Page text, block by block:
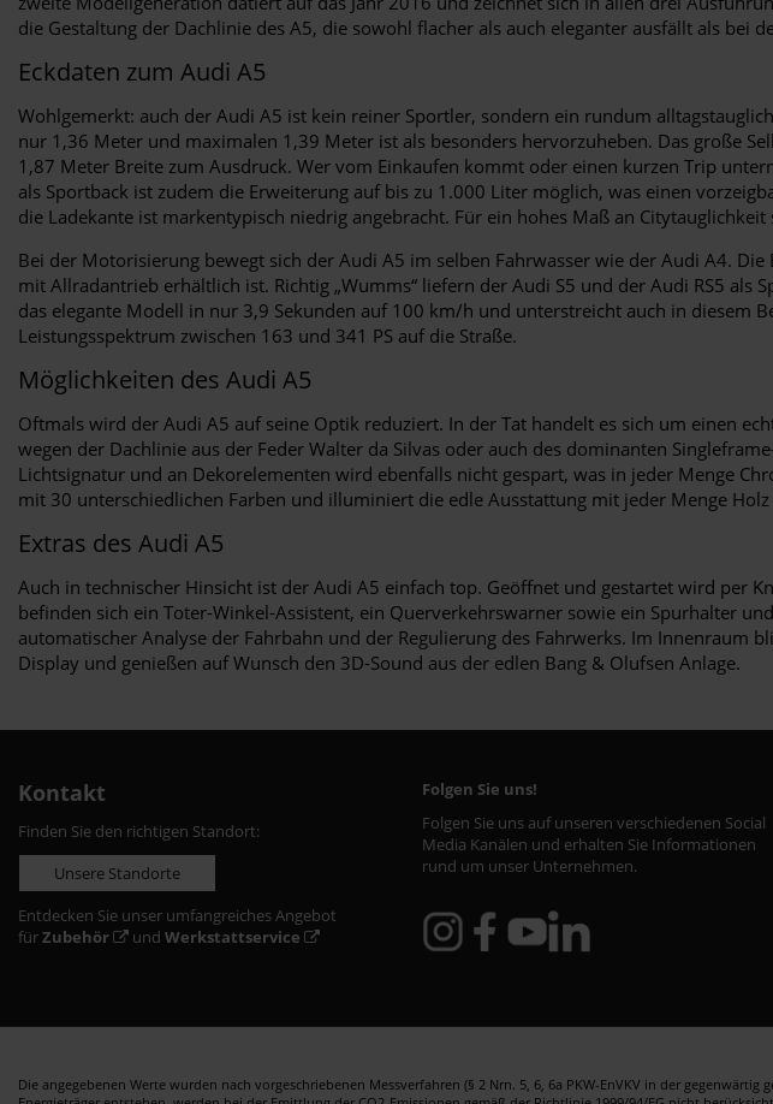
die Gestaltung der Dachlinie des A5, die sowohl flacher als auch eleganter ausfällt als bei
Eckdaten zum Audi A5
Wohlgemerkt: auch der Audi A5 ist kein reiner Sportler, sondern ein rundum
nur 1,36 Meter und maximalen 1,39 Meter ist als besonders hervorzuheben. Das große
1,87 Meter Breite zum Ausdruck. Wer vom Einkaufen kommt oder einen kurzen Trip
als Sportback ist zudem die Erweiterung auf bis zu 1.000 Liter möglich, was einen
die Ladekante ist markentypisch niedrig angebracht. Für ein hohes Maß an
Bei der Motorisierung bewegt sich der Audi A5 im selben Fahrwasser wie der Audi A4.
mit Allradantrieb erhältlich ist. Richtig „Wumms“ liefern der Audi S5 und der Audi RS5
das elegante Modell in nur 3,9 Sekunden auf 100 km/h und unterstreicht auch in
Leistungsspektrum zwischen 163 und 341 PS auf die Straße.
Möglichkeiten des Audi A5
Oftmals wird der Audi A5 auf seine Optik reduziert. In der Tat handelt es sich um einen
wegen der Dachlinie aus der Feder Walter da Silvas oder auch des dominanten
Lichtsignatur und an Dekorelementen wird ebenfalls nicht gespart, was in jeder Menge
mit 30 unterschiedlichen Farben und illuminiert die edle Ausstattung mit jeder Menge
Extras des Audi A5
Auch in technischer Hinsicht ist der Audi A5 einfach top. Geöffnet und gestartet wird per
befinden sich ein Toter-Winkel-Assistent, ein Querverkehrswarner sowie ein Spurhalter
automatischer Analyse der Fahrbahn und der Regulierung des Fahrwerks. Im
Display und genießen auf Wunsch den 3D-Sound aus der edlen Bang & Olufsen Anlage.
Kontakt
Finden Sie den richtigen Standort:
Unsere Standorte
Entdecken Sie unser umfangreiches Angebot
fürZubehör und Werkstattservice
Folgen Sie uns!
Folgen Sie uns auf unseren verschiedenen Social
Media Kanälen und erhalten Sie Informationen
rund um unser Unternehmen.
Die angegebenen Werte wurden nach vorgeschriebenen Messverfahren (§ 2 Nrn. 5, 6, 6a PKW-EnVKV in der